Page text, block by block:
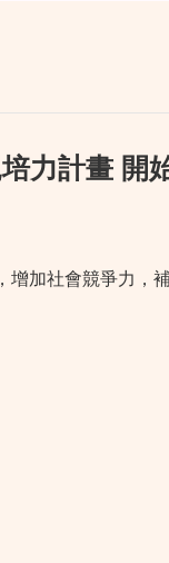
力計畫 開
加社會競爭力